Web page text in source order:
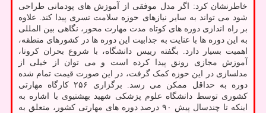
خاطرنشان کرد: اگر مدل موفقی از آموزش های پودمانی طراحی
شود می تواند به سایر نیازهای حوزه سلامت تسری پیدا کند. علاوه
بر راه اندازی دوره های کوتاه مدت مهارت محور، نگاهی بین المللی
به این دوره ها با عنایت به جذابیت این دوره ها در کشورهای منطقه،
اهمیت بسیار دارد. بگفته رییس دانشگاه، با شروع بحران کرونا،
آموزش مجازی رونق پیدا کرده است و می توان از خیلی از
مدلسازی در این حوزه کمک گرفت، در این صورت قیمت تمام شده
دوره به حداقل ممکن می رسد. برگزاری ۲۵۶ کارگاه مهارتی
کشوری توسط دانشگاه علوم پزشکی شهید بهشتیوی با اشاره به
اینکه تا چندسال پیش ۹۰ درصد دوره های مهارتی کشور، متعلق به